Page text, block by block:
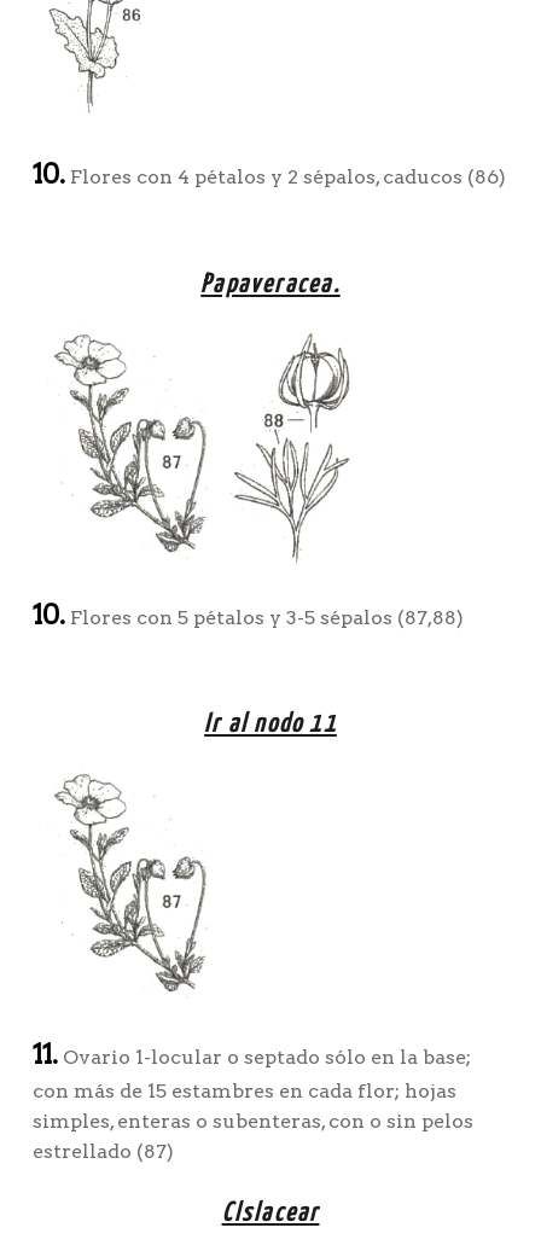
10.Flores con 4 pétalos y 2 sépalos, caducos (86)
Papaveracea.
10.Flores con 5 pétalos y 3-5 sépalos (87,88)
Ir al nodo 11
11.Ovario 1-locular o septado sólo en la base;
con más de 15 estambres en cada flor; hojas
simples, enteras o subenteras, con o sin pelos
estrellado (87)
Clslacear